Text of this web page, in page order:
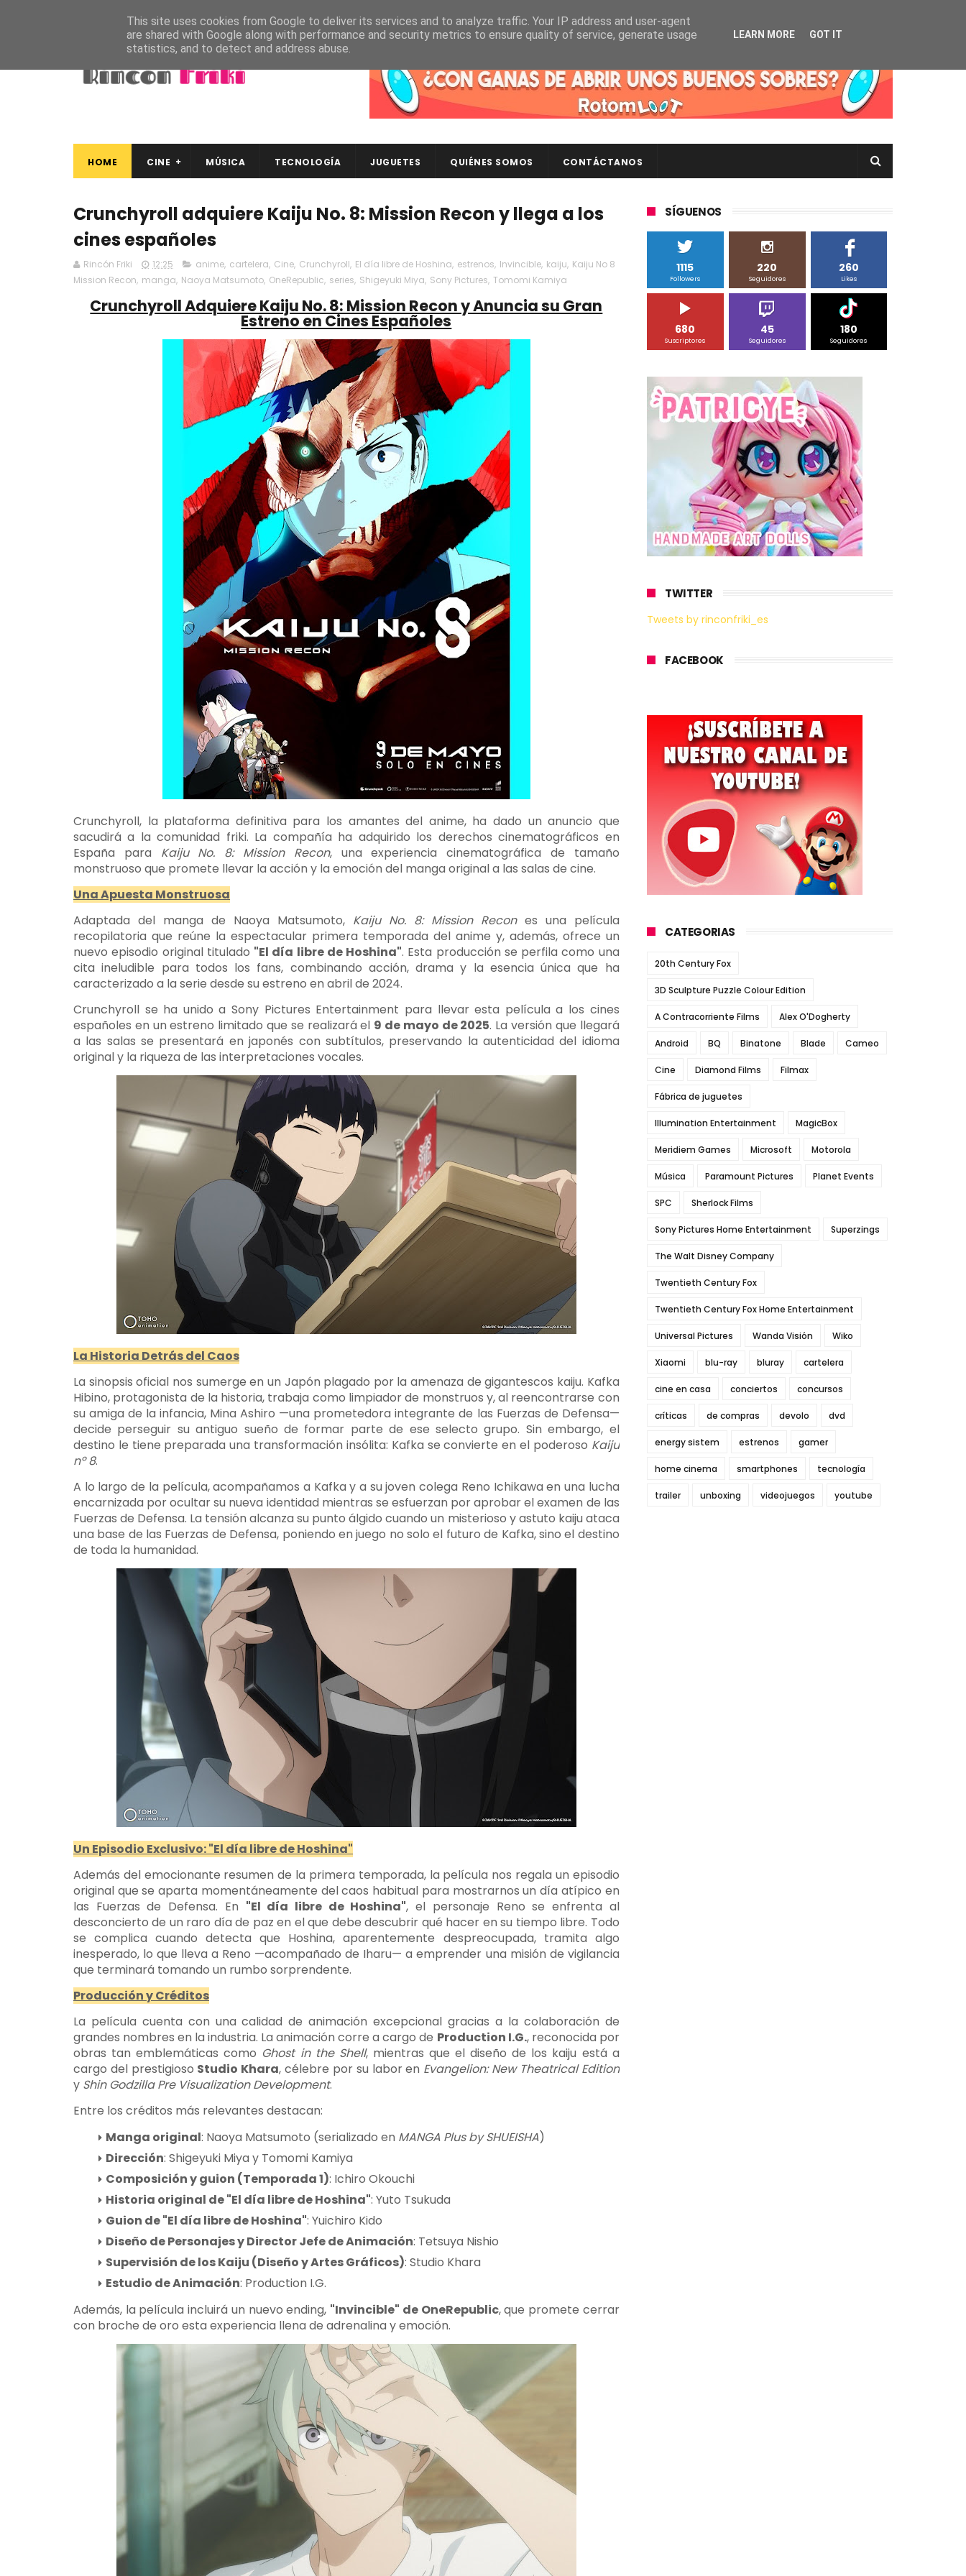
HOME CINE MÚSICA TECNOLOGÍA JUGUETES QUIÉNES SOMOS CONTÁCTANOS
Crunchyroll adquiere Kaiju No. 8: Mission Recon y llega a los
cines españoles
Rincón Friki 12:25 anime, cartelera, Cine, Crunchyroll, El día libre de Hoshina, estrenos, Invincible, kaiju, Kaiju No 8
Mission Recon, manga, Naoya Matsumoto, OneRepublic, series, Shigeyuki Miya, Sony Pictures, Tomomi Kamiya
Crunchyroll Adquiere Kaiju No. 8: Mission Recon y Anuncia su Gran
Estreno en Cines Españoles
Crunchyroll, la plataforma definitiva para los amantes del anime, ha dado un anuncio que
sacudirá a la comunidad friki. La compañía ha adquirido los derechos cinematográficos en
España para Kaiju No. 8: Mission Recon, una experiencia cinematográfica de tamaño
monstruoso que promete llevar la acción y la emoción del manga original a las salas de cine.
Una Apuesta Monstruosa
Adaptada del manga de Naoya Matsumoto, Kaiju No. 8: Mission Recones una película
recopilatoria que reúne la espectacular primera temporada del anime y, además, ofrece un
nuevo episodio original titulado "El día libre de Hoshina". Esta producción se perfila como una
cita ineludible para todos los fans, combinando acción, drama y la esencia única que ha
caracterizado a la serie desde su estreno en abril de 2024.
Crunchyroll se ha unido a Sony Pictures Entertainment para llevar esta película a los cines
españoles en un estreno limitado que se realizará el 9 de mayo de 2025. La versión que llegará
a las salas se presentará en japonés con subtítulos, preservando la autenticidad del idioma
original y la riqueza de las interpretaciones vocales.
La Historia Detrás del Caos
La sinopsis oficial nos sumerge en un Japón plagado por la amenaza de gigantescos kaiju. Kafka
Hibino, protagonista de la historia, trabaja como limpiador de monstruos y, al reencontrarse con
su amiga de la infancia, Mina Ashiro —una prometedora integrante de las Fuerzas de Defensa—
decide perseguir su antiguo sueño de formar parte de ese selecto grupo. Sin embargo, el
destino le tiene preparada una transformación insólita: Kafka se convierte en el poderoso Kaiju
nº 8.
A lo largo de la película, acompañamos a Kafka y a su joven colega Reno Ichikawa en una lucha
encarnizada por ocultar su nueva identidad mientras se esfuerzan por aprobar el examen de las
Fuerzas de Defensa. La tensión alcanza su punto álgido cuando un misterioso y astuto kaiju ataca
una base de las Fuerzas de Defensa, poniendo en juego no solo el futuro de Kafka, sino el destino
de toda la humanidad.
Un Episodio Exclusivo: "El día libre de Hoshina"
Además del emocionante resumen de la primera temporada, la película nos regala un episodio
original que se aparta momentáneamente del caos habitual para mostrarnos un día atípico en
las Fuerzas de Defensa. En "El día libre de Hoshina", el personaje Reno se enfrenta al
desconcierto de un raro día de paz en el que debe descubrir qué hacer en su tiempo libre. Todo
se complica cuando detecta que Hoshina, aparentemente despreocupada, tramita algo
inesperado, lo que lleva a Reno —acompañado de Iharu— a emprender una misión de vigilancia
que terminará tomando un rumbo sorprendente.
Producción y Créditos
La película cuenta con una calidad de animación excepcional gracias a la colaboración de
grandes nombres en la industria. La animación corre a cargo de Production I.G., reconocida por
obras tan emblemáticas como Ghost in the Shell, mientras que el diseño de los kaiju está a
cargo del prestigioso Studio Khara, célebre por su labor en Evangelion: New Theatrical Edition
y Shin Godzilla Pre Visualization Development.
Entre los créditos más relevantes destacan:
Manga original: Naoya Matsumoto (serializado en MANGA Plus by SHUEISHA)
Dirección: Shigeyuki Miya y Tomomi Kamiya
Composición y guion (Temporada 1): Ichiro Okouchi
Historia original de "El día libre de Hoshina": Yuto Tsukuda
Guion de "El día libre de Hoshina": Yuichiro Kido
Diseño de Personajes y Director Jefe de Animación: Tetsuya Nishio
Supervisión de los Kaiju (Diseño y Artes Gráficos): Studio Khara
Estudio de Animación: Production I.G.
Además, la película incluirá un nuevo ending, "Invincible" de OneRepublic, que promete cerrar
con broche de oro esta experiencia llena de adrenalina y emoción.
SÍGUENOS
1115
Followers
220
Seguidores
260
Likes
680
Suscriptores
45
Seguidores
180
Seguidores
TWITTER
Tweets by rinconfriki_es
FACEBOOK
CATEGORIAS
20th Century Fox
3D Sculpture Puzzle Colour Edition
A Contracorriente Films Alex O'Dogherty
Android BQ Binatone Blade Cameo
Cine Diamond Films Filmax
Fábrica de juguetes
Illumination Entertainment MagicBox
Meridiem Games Microsoft Motorola
Música Paramount Pictures Planet Events
SPC Sherlock Films
Sony Pictures Home Entertainment Superzings
The Walt Disney Company
Twentieth Century Fox
Twentieth Century Fox Home Entertainment
Universal Pictures Wanda Visión Wiko
Xiaomi blu-ray bluray cartelera
cine en casa conciertos concursos
críticas de compras devolo dvd
energy sistem estrenos gamer
home cinema smartphones tecnología
trailer unboxing videojuegos youtube
This site uses cookies from Google to deliver its services and to analyze traffic. Your IP address and user-agent
are shared with Google along with performance and security metrics to ensure quality of service, generate usage
statistics, and to detect and address abuse.
LEARN MORE GOT IT